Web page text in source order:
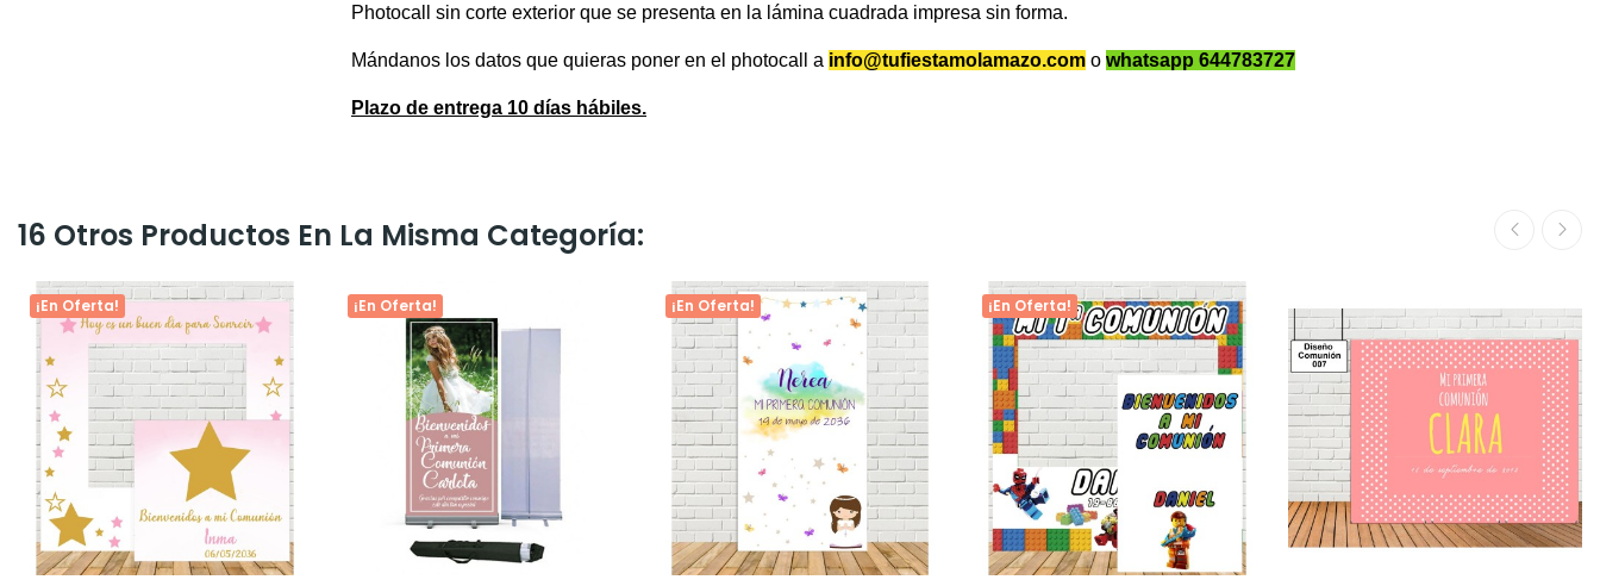
Photocall sin corte exterior que se presenta en la lámina cuadrada impresa sin forma.
Mándanos los datos que quieras poner en el photocall a info@tufiestamolamazo.com o whatsapp 644783727
Plazo de entrega 10 días hábiles.
16 Otros Productos En La Misma Categoría:
¡En Oferta! ¡En Oferta! ¡En Oferta! ¡En Oferta!